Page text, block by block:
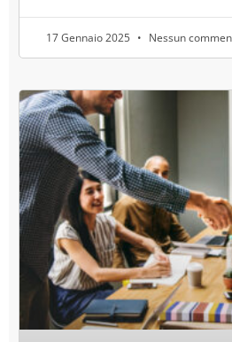
17 Gennaio 2025 Nessun